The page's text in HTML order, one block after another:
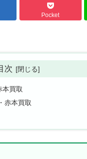
Pocket
次
本買取
赤本買取